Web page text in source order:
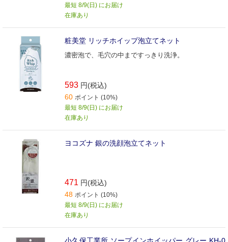
最短 8/9(日) にお届け
在庫あり
粧美堂 リッチホイップ泡立てネット
濃密泡で、毛穴の中まですっきり洗浄。
593 円(税込)
60 ポイント (10%)
最短 8/9(日) にお届け
在庫あり
ヨコズナ 銀の洗顔泡立てネット
471 円(税込)
48 ポイント (10%)
最短 8/9(日) にお届け
在庫あり
小久保工業所 ソープインホイッパー グレー KH-0